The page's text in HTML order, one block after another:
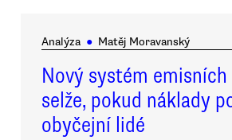
Analýza ● Matěj Moravanský
Nový systém
selže, pokud náklady
obyčejní lidé